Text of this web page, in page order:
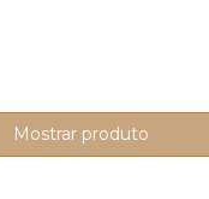
Mostrar produto